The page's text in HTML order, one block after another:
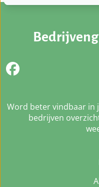
Word beter vindbaar in
bedrijven